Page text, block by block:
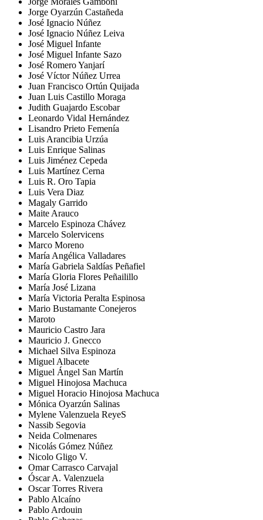
Jorge Oyarzún Castañeda
José Ignacio Núñez
José Ignacio Núñez Leiva
José Miguel Infante
José Miguel Infante Sazo
José Romero Yanjarí
José Víctor Núñez Urrea
Juan Francisco Ortún Quijada
Juan Luis Castillo Moraga
Judith Guajardo Escobar
Leonardo Vidal Hernández
Lisandro Prieto Femenía
Luis Arancibia Urzúa
Luis Enrique Salinas
Luis Jiménez Cepeda
Luis Martínez Cerna
Luis R. Oro Tapia
Luis Vera Diaz
Magaly Garrido
Maite Arauco
Marcelo Espinoza Chávez
Marcelo Solervicens
Marco Moreno
María Angélica Valladares
María Gabriela Saldías Peñafiel
María Gloria Flores Peñailillo
María José Lizana
María Victoria Peralta Espinosa
Mario Bustamante Conejeros
Maroto
Mauricio Castro Jara
Mauricio J. Gnecco
Michael Silva Espinoza
Miguel Albacete
Miguel Ángel San Martín
Miguel Hinojosa Machuca
Miguel Horacio Hinojosa Machuca
Mónica Oyarzún Salinas
Mylene Valenzuela ReyeS
Nassib Segovia
Neida Colmenares
Nicolás Gómez Núñez
Nicolo Gligo V.
Omar Carrasco Carvajal
Óscar A. Valenzuela
Oscar Torres Rivera
Pablo Alcaíno
Pablo Ardouin